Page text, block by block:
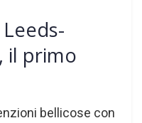
il primo
bellicose con